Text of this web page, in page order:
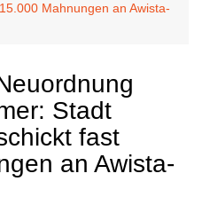
Mahnungen an Awista-
Stadt
fast
an Awista-